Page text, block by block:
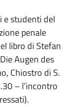
e studenti del
penale
libro di Stefan
Augen des
Chiostro di S.
– l’incontro